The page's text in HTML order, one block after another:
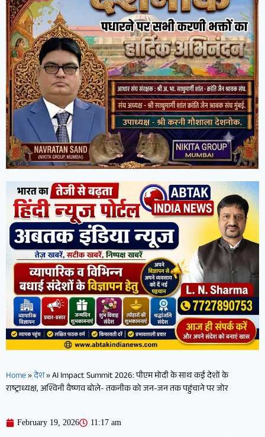
Home»देश»AI Impact Summit 2026: पीएम मोदी के साथ कई देशों के
राष्ट्राध्यक्ष, अश्विनी वैष्णव बोले- तकनीक को जन-जन तक पहुंचाने पर जोर
February 19, 2026 11:17 am